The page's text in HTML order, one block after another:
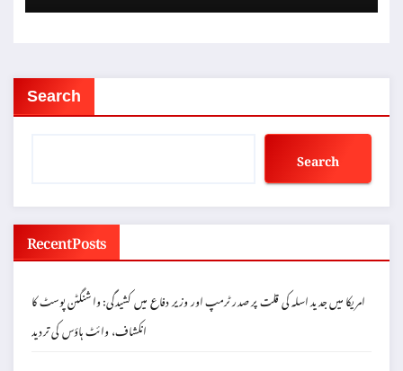
Search
Search
Recent Posts
امریکا میں جدید اسلہ کی قلت پر صدر ٹرمپ اور وزیر دفاع میں کشیدگی: واشنگٹن پوسٹ کا
انکشاف، وائٹ ہاؤس کی تردید